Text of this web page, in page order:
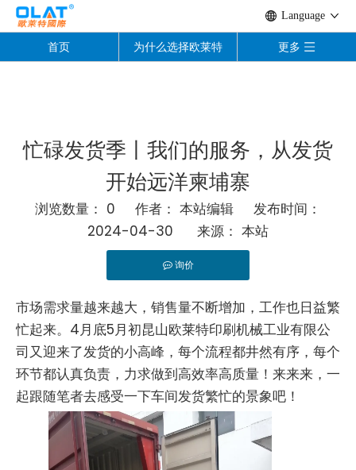
Language
首页 为什么选择欧莱特 更多
忙碌发货季丨我们的服务，从发货
开始远洋柬埔寨
浏览数量： 0 作者： 本站编辑 发布时间：
2024-04-30 来源： 本站
询价
市场需求量越来越大，销售量不断增加，工作也日益繁
忙起来。4月底5月初昆山欧莱特印刷机械工业有限公
司又迎来了发货的小高峰，每个流程都井然有序，每个
环节都认真负责，力求做到高效率高质量！来来来，一
起跟随笔者去感受一下车间发货繁忙的景象吧！